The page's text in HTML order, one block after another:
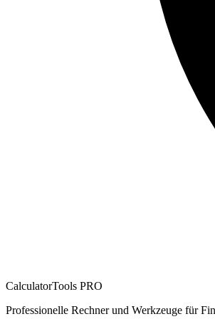
CalculatorTools PRO
Professionelle Rechner und Werkzeuge für